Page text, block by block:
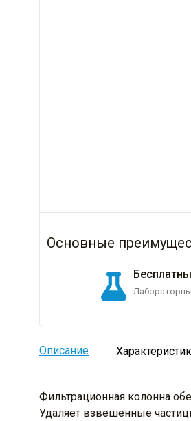
Основные
Описание
Фильтрационная колонна
Удаляет взвешенные